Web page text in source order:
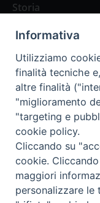
Storia
Abbonamenti
Abbonamento
Abbonamento
Abbonamento
Redazione: Pavia,
Informativa
Utilizziamo
finalità tecniche
altre finalità
"miglioramento
"targeting e
cookie policy.
Cliccando su
cookie.
maggiori
personalizzare le